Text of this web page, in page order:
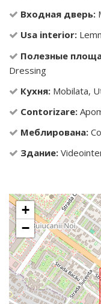
Входная дверь:
Usa interior: Lemn
Полезные
Dressing
Кухня: Mobilata,
Contorizare:
Меблирована:
Здание:
+
−